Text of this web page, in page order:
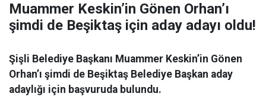
Muammer Keskin’in Gönen Orhan’ı
şimdi de Beşiktaş için aday adayı oldu!
Şişli Belediye Başkanı Muammer Keskin’in Gönen
Orhan’ı şimdi de Beşiktaş Belediye Başkan aday
adaylığı için başvuruda bulundu.